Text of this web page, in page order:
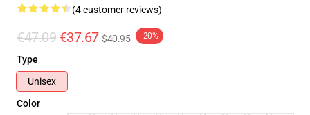
(4 customer reviews)
€47.09 €37.67 $40.95 -20%
Type
Unisex
Color